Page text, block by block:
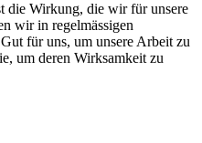
die Wirkung, die wir für unsere
wir in regelmässigen
für uns, um unsere Arbeit zu
um deren Wirksamkeit zu